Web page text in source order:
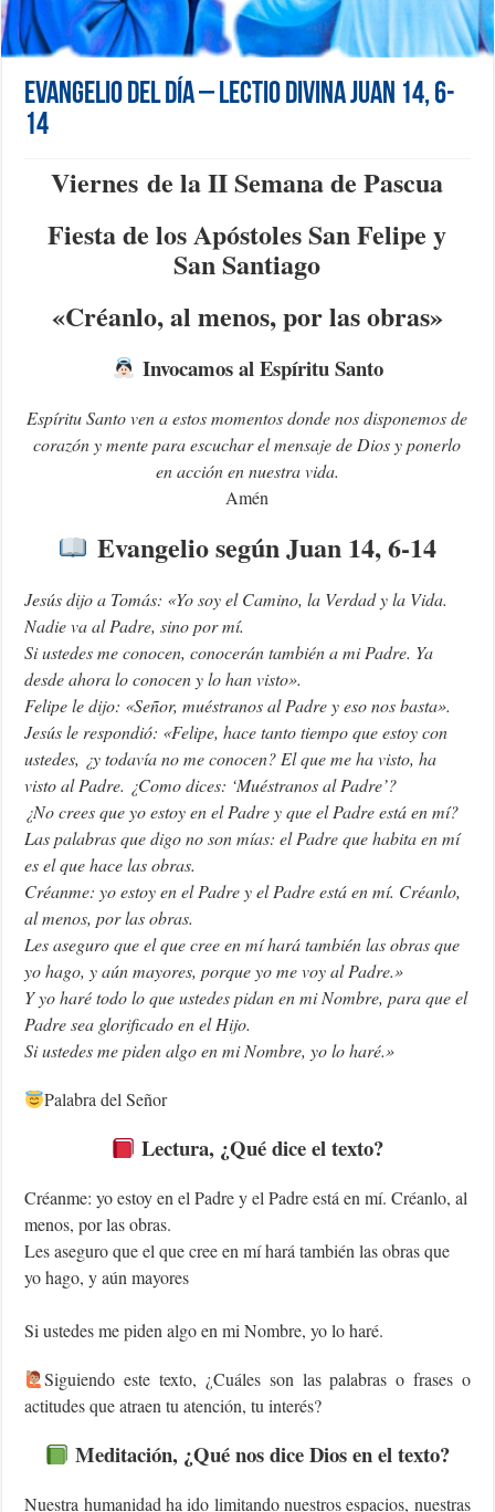
Evangelio del día – Lectio Divina Juan 14, 6-
14
Viernes de la II Semana de Pascua
Fiesta de los Apóstoles San Felipe y
San Santiago
«Créanlo, al menos, por las obras»
Invocamos al Espíritu Santo
Espíritu Santo ven a estos momentos donde nos disponemos de
corazón y mente para escuchar el mensaje de Dios y ponerlo
en acción en nuestra vida.
Amén
Evangelio según Juan 14, 6-14
Jesús dijo a Tomás: «Yo soy el Camino, la Verdad y la Vida.
Nadie va al Padre, sino por mí.
Si ustedes me conocen, conocerán también a mi Padre. Ya
desde ahora lo conocen y lo han visto».
Felipe le dijo: «Señor, muéstranos al Padre y eso nos basta».
Jesús le respondió: «Felipe, hace tanto tiempo que estoy con
ustedes, ¿y todavía no me conocen? El que me ha visto, ha
visto al Padre. ¿Como dices: ‘Muéstranos al Padre’?
¿No crees que yo estoy en el Padre y que el Padre está en mí?
Las palabras que digo no son mías: el Padre que habita en mí
es el que hace las obras.
Créanme: yo estoy en el Padre y el Padre está en mí. Créanlo,
al menos, por las obras.
Les aseguro que el que cree en mí hará también las obras que
yo hago, y aún mayores, porque yo me voy al Padre.»
Y yo haré todo lo que ustedes pidan en mi Nombre, para que el
Padre sea glorificado en el Hijo.
Si ustedes me piden algo en mi Nombre, yo lo haré.»
Palabra del Señor
Lectura, ¿Qué dice el texto?
Créanme: yo estoy en el Padre y el Padre está en mí. Créanlo, al
menos, por las obras.
Les aseguro que el que cree en mí hará también las obras que
yo hago, y aún mayores
Si ustedes me piden algo en mi Nombre, yo lo haré.
‍Siguiendo este texto, ¿Cuáles son las palabras o frases o
actitudes que atraen tu atención, tu interés?
Meditación, ¿Qué nos dice Dios en el texto?
Nuestra humanidad ha ido limitando nuestros espacios, nuestras